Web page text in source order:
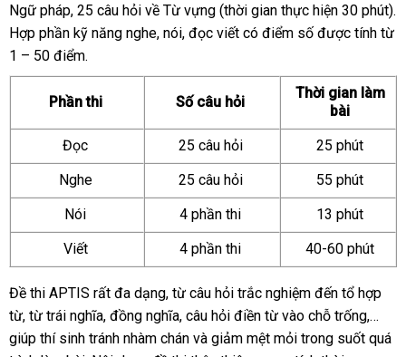
Ngữ pháp, 25 câu hỏi về Từ vựng (thời gian thực hiện 30 phút).
Hợp phần kỹ năng nghe, nói, đọc viết có điểm số được tính từ
1 – 50 điểm.
Phần thi Số câu hỏi
Thời gian làm
bài
Đọc
25 câu hỏi
25 phút
Nghe
25 câu hỏi
55 phút
Nói
4 phần thi
13 phút
Viết
4 phần thi 40-60 phút
Đề thi APTIS rất đa dạng, từ câu hỏi trắc nghiệm đến tổ hợp
từ, từ trái nghĩa, đồng nghĩa, câu hỏi điền từ vào chỗ trống,…
giúp thí sinh tránh nhàm chán và giảm mệt mỏi trong suốt quá